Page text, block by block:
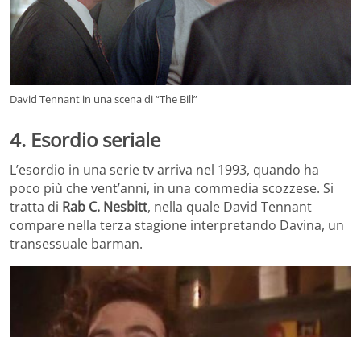
David Tennant in una scena di “The Bill”
4. Esordio seriale
L’esordio in una serie tv arriva nel 1993, quando ha
poco più che vent’anni, in una commedia scozzese. Si
tratta di Rab C. Nesbitt, nella quale David Tennant
compare nella terza stagione interpretando Davina, un
transessuale barman.